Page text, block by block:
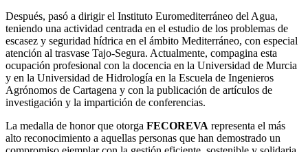
Después, pasó a dirigir el Instituto Euromediterráneo del Agua,
teniendo una actividad centrada en el estudio de los problemas de
escasez y seguridad hídrica en el ámbito Mediterráneo, con especial
atención al trasvase Tajo-Segura. Actualmente, compagina esta
ocupación profesional con la docencia en la Universidad de Murcia
y en la Universidad de Hidrología en la Escuela de Ingenieros
Agrónomos de Cartagena y con la publicación de artículos de
investigación y la impartición de conferencias.
La medalla de honor que otorga FECOREVA representa el más
alto reconocimiento a aquellas personas que han demostrado un